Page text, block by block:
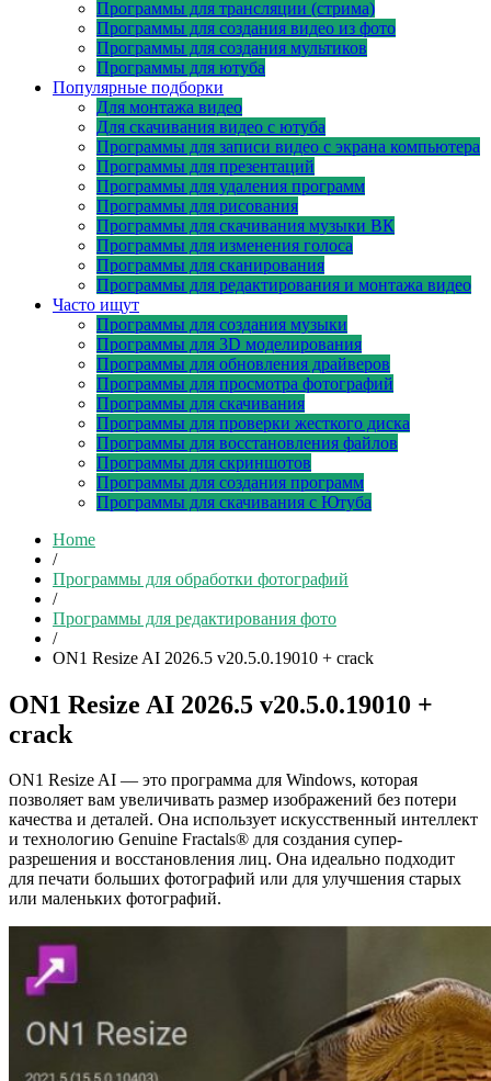
Программы для трансляции (стрима)
Программы для создания видео из фото
Программы для создания мультиков
Программы для ютуба
Популярные подборки
Для монтажа видео
Для скачивания видео с ютуба
Программы для записи видео с экрана компьютера
Программы для презентаций
Программы для удаления программ
Программы для рисования
Программы для скачивания музыки ВК
Программы для изменения голоса
Программы для сканирования
Программы для редактирования и монтажа видео
Часто ищут
Программы для создания музыки
Программы для 3D моделирования
Программы для обновления драйверов
Программы для просмотра фотографий
Программы для скачивания
Программы для проверки жесткого диска
Программы для восстановления файлов
Программы для скриншотов
Программы для создания программ
Программы для скачивания с Ютуба
Home
/
Программы для обработки фотографий
/
Программы для редактирования фото
/
ON1 Resize AI 2026.5 v20.5.0.19010 + crack
ON1 Resize AI 2026.5 v20.5.0.19010 +
crack
ON1 Resize AI — это программа для Windows, которая
позволяет вам увеличивать размер изображений без потери
качества и деталей. Она использует искусственный интеллект
и технологию Genuine Fractals® для создания супер-
разрешения и восстановления лиц. Она идеально подходит
для печати больших фотографий или для улучшения старых
или маленьких фотографий.